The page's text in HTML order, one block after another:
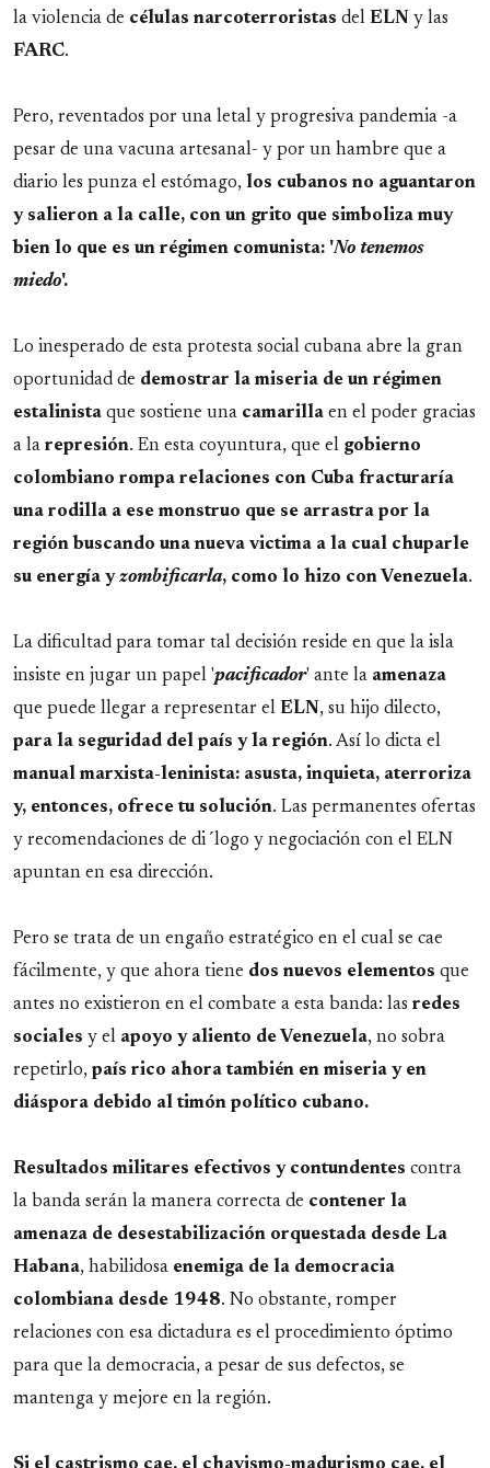
la violencia de células narcoterroristas del ELN y las
FARC.
Pero, reventados por una letal y progresiva pandemia -a
pesar de una vacuna artesanal- y por un hambre que a
diario les punza el estómago, los cubanos no aguantaron
y salieron a la calle, con un grito que simboliza muy
bien lo que es un régimen comunista: 'No tenemos
miedo'.
Lo inesperado de esta protesta social cubana abre la gran
oportunidad de demostrar la miseria de un régimen
estalinista que sostiene una camarilla en el poder gracias
a la represión. En esta coyuntura, que el gobierno
colombiano rompa relaciones con Cuba fracturaría
una rodilla a ese monstruo que se arrastra por la
región buscando una nueva victima a la cual chuparle
su energía yzombificarla, como lo hizo con Venezuela.
La dificultad para tomar tal decisión reside en que la isla
insiste en jugar un papel 'pacificador' ante la amenaza
que puede llegar a representar el ELN , su hijo dilecto,
para la seguridad del país y la región. Así lo dicta el
manual marxista-leninista: asusta, inquieta, aterroriza
y, entonces, ofrece tu solución. Las permanentes ofertas
y recomendaciones de di´logo y negociación con el ELN
apuntan en esa dirección.
Pero se trata de un engaño estratégico en el cual se cae
fácilmente, y que ahora tiene dos nuevos elementos que
antes no existieron en el combate a esta banda: las redes
sociales y el apoyo y aliento de Venezuela, no sobra
repetirlo, país rico ahora también en miseria y en
diáspora debido al timón político cubano.
Resultados militares efectivos y contundentes contra
la banda serán la manera correcta de contener la
amenaza de desestabilización orquestada desde La
Habana, habilidosa enemiga de la democracia
colombiana desde 1948. No obstante, romper
relaciones con esa dictadura es el procedimiento óptimo
para que la democracia, a pesar de sus defectos, se
mantenga y mejore en la región.
Si el castrismo cae, el chavismo-madurismo cae, el